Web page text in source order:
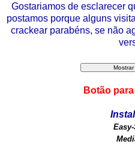
Gostariamos de esclarecer
postamos porque alguns
crackear parabéns, se não
Botão